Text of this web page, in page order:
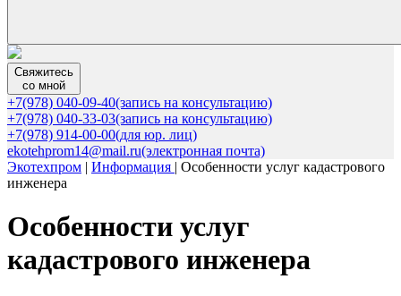
Свяжитесь
со мной
+7(978) 040-09-40(запись на консультацию)
+7(978) 040-33-03(запись на консультацию)
+7(978) 914-00-00(для юр. лиц)
ekotehprom14@mail.ru(электронная почта)
Экотехпром | Информация | Особенности услуг кадастрового
инженера
Особенности услуг
кадастрового инженера